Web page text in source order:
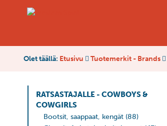
Olet täällä: Etusivu Tuotemerkit - Brands
RATSASTAJALLE - COWBOYS &
COWGIRLS
Bootsit, saappaat, kengät (88)